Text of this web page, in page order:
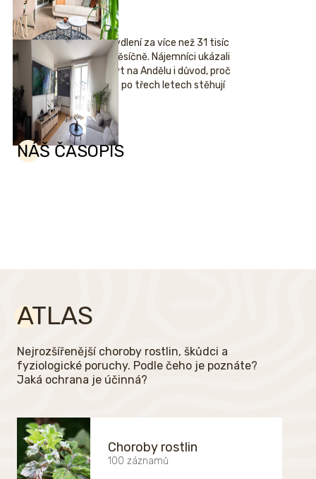
Bydlení za více než 31 tisíc
měsíčně. Nájemníci ukázali
byt na Andělu i důvod, proč
se po třech letech stěhují
NÁŠ ČASOPIS
ATLAS
Nejrozšířenější choroby rostlin, škůdci a
fyziologické poruchy. Podle čeho je poznáte?
Jaká ochrana je účinná?
Choroby rostlin
100 záznamů